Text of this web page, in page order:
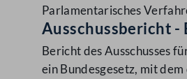
Parlamentarisches
Ausschussbericht -
Bericht des Ausschusses
ein Bundesgesetz, mit